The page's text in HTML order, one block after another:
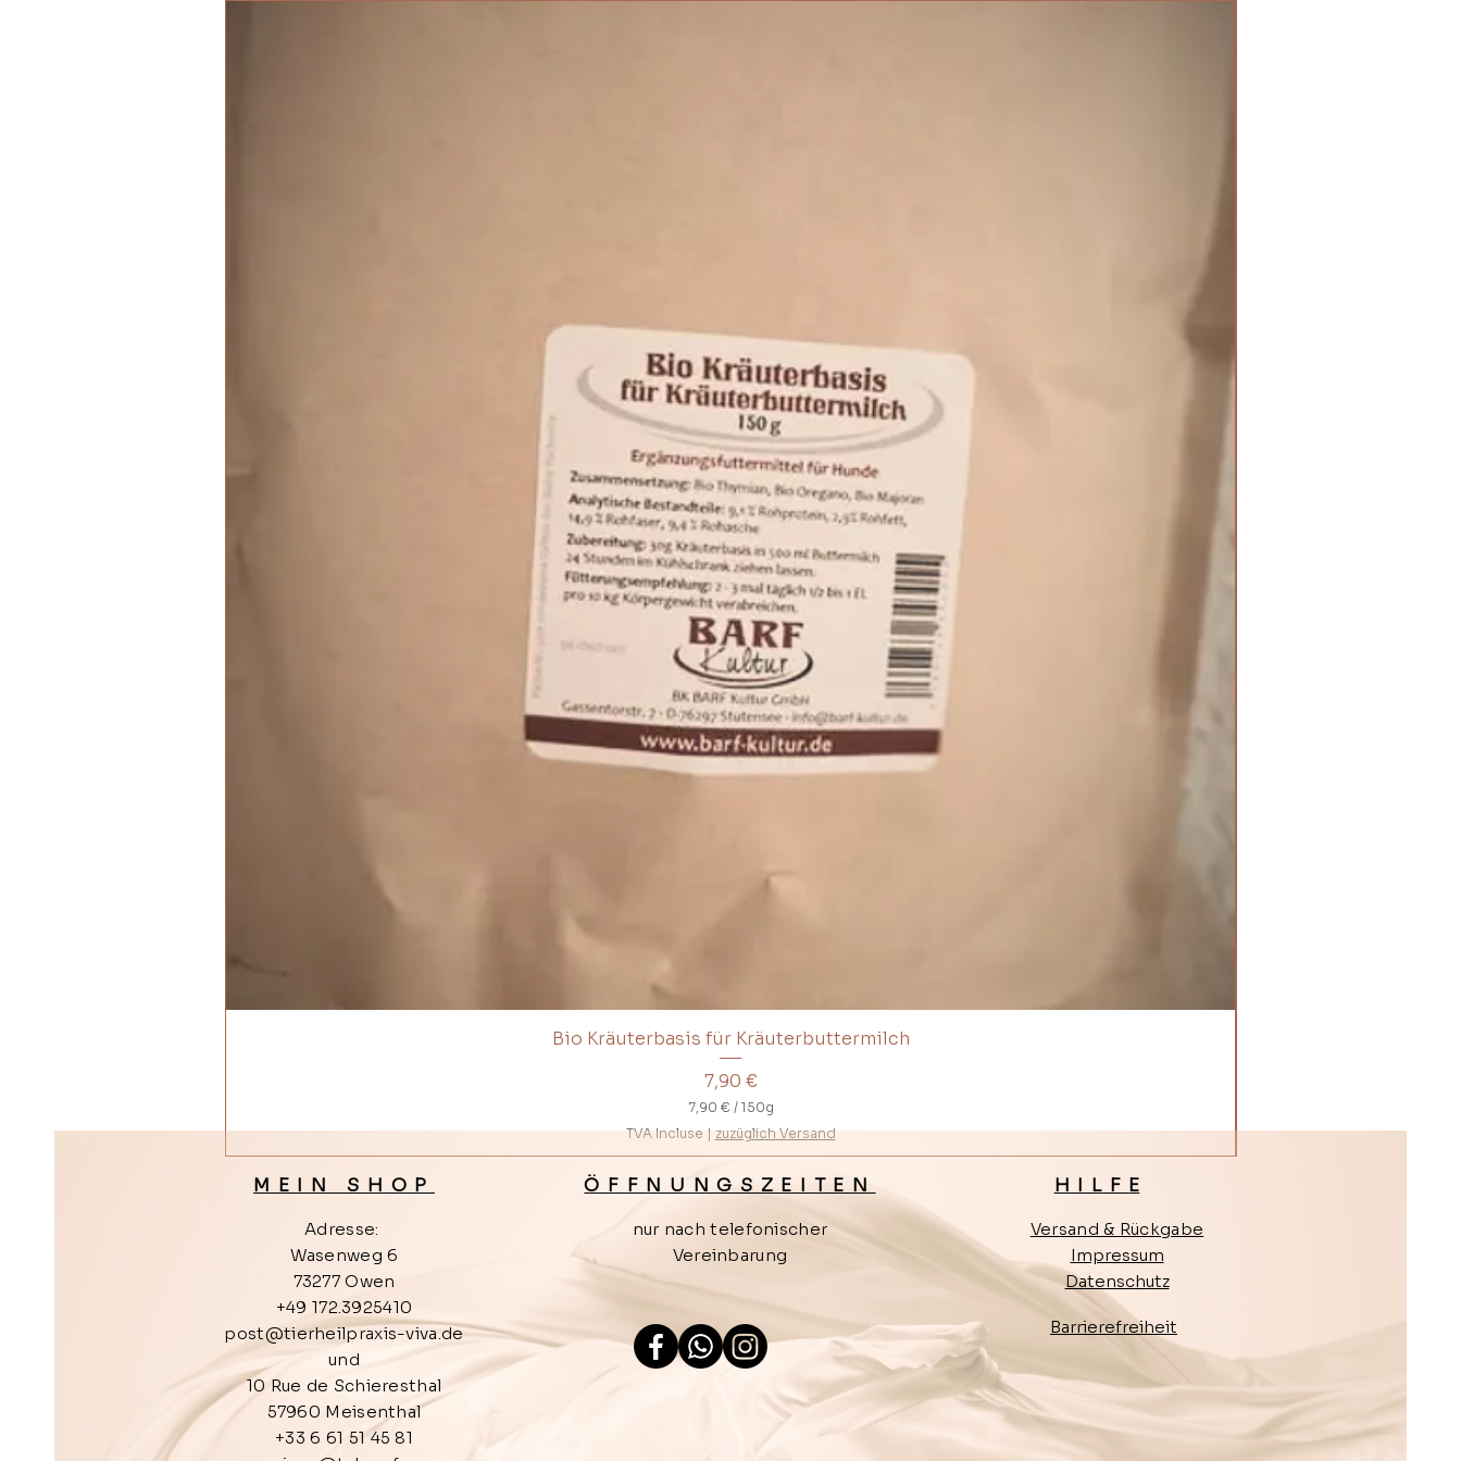
Bio Kräuterbasis für Kräuterbuttermilch
Prix
7,90 €
7,90 € / 150g
,
9
p
r
G
r
a
TVA Incluse|zuzüglich Versand
MEIN SHOP
Adresse:
Wasenweg 6
73277 Owen
+49 172.3925410
post@tierheilpraxis-viva.de
und
10 Rue de Schieresthal
57960 Meisenthal
+33 6 61 51 45 81
ÖFFNUNGSZEITEN
nur nach telefonischer
Vereinbarung
HILF E
Versand & Rückgabe
Impressum
Datenschutz
Barrierefreiheit